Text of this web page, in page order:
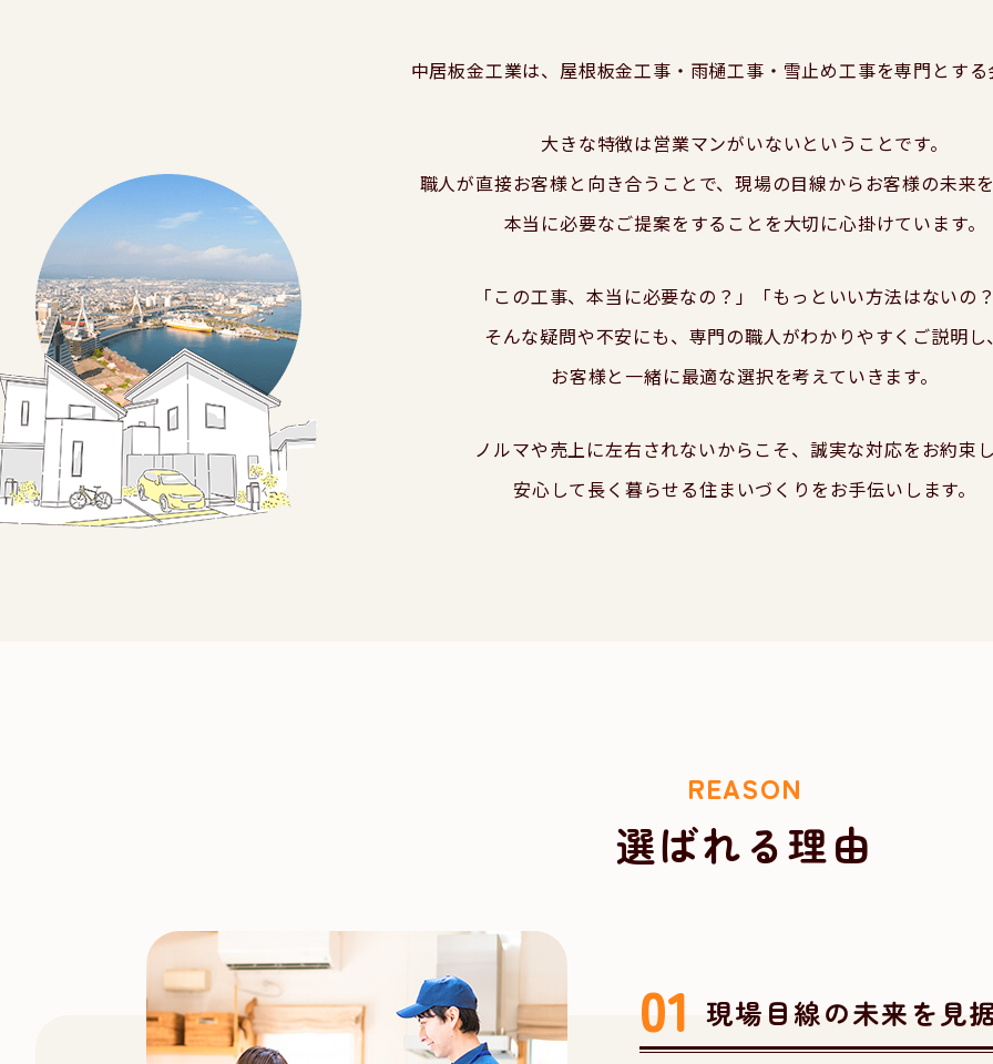
中居板金工業は、屋根板金工事・雨樋工事・雪止め工事を専門とする
大きな特徴は営業マンがいないということです。
職人が直接お客様と向き合うことで、現場の目線からお客様の未来
本当に必要なご提案をすることを大切に心掛けています。
「この工事、本当に必要なの？」「もっといい方法はないの
そんな疑問や不安にも、専門の職人がわかりやすくご説明し
お客様と一緒に最適な選択を考えていきます。
ノルマや売上に左右されないからこそ、誠実な対応をお約束
安心して長く暮らせる住まいづくりをお手伝いします。
REASON
選ばれる理由
現場目線の未来を見